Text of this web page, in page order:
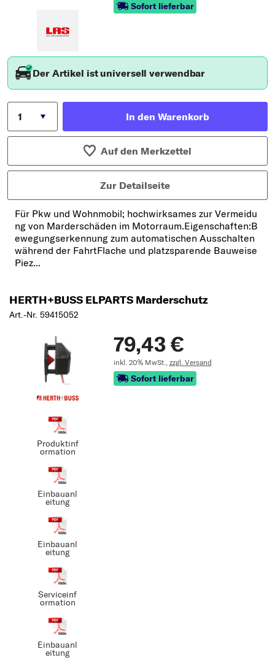
Sofort lieferbar
Der Artikel ist universell verwendbar
In den Warenkorb
Auf den Merkzettel
Zur Detailseite
Für Pkw und Wohnmobil; hochwirksames zur Vermeidu
ng von Marderschäden im Motorraum.Eigenschaften:B
ewegungserkennung zum automatischen Ausschalten
während der FahrtFlache und platzsparende Bauweise
Piez...
HERTH+BUSS ELPARTS Marderschutz
Art.-Nr. 59415052
Produktinf
ormation
Einbauanl
eitung
Einbauanl
eitung
Serviceinf
ormation
Einbauanl
eitung
79,43 €
inkl. 20% MwSt., zzgl. Versand
Sofort lieferbar